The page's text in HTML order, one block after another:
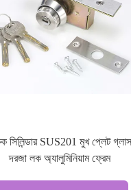
স্টেইনলেস স্টীল দরজা
/ 5050A দুই বোল্ট